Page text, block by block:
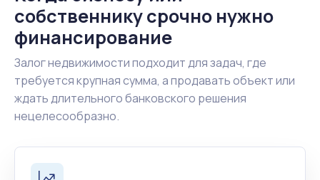
собственнику срочно нужно
финансирование
Залог недвижимости подходит для задач, где
требуется крупная сумма, а продавать объект или
ждать длительного банковского решения
нецелесообразно.